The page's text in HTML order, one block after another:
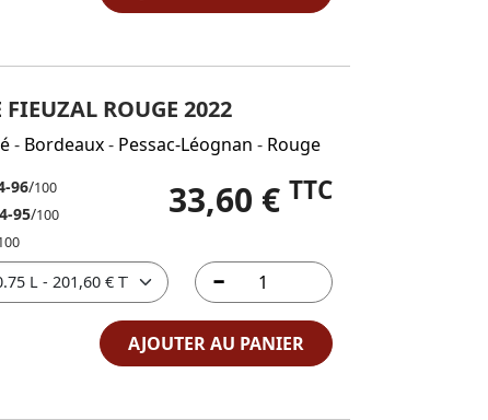
FIEUZAL ROUGE 2022
- Bordeaux- Pessac-Léognan - Rouge
96/100
95/100 33,60 € TTC
AJOUTER AU PANIER